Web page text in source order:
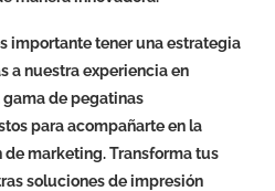
importante tener una estrategia
a nuestra experiencia en
de pegatinas
para acompañarte en la
marketing. Transforma tus
soluciones de impresión